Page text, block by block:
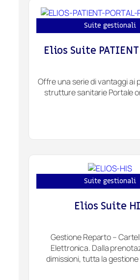
Suite gestionali
Elios Suite PATIENT
Offre una serie di vantaggi ai
strutture sanitarie Portale
Suite gestionali
Elios Suite
Gestione Reparto –
Elettronica. Dalla
dimissioni, tutta la